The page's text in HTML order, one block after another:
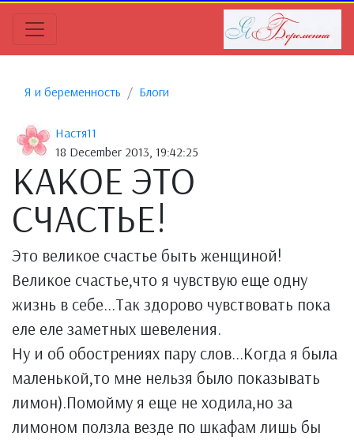
Я и беременность Блоги
Настя11
18 December 2013, 19:42:25
КАКОЕ ЭТО
СЧАСТЬЕ!
Это великое счастье быть женщиной!
Великое счастье,что я чувствую еще одну
жизнь в себе...Так здорово чувствовать пока
еле еле заметных шевеления.
Ну и об обострениях пару слов...Когда я была
маленькой,то мне нельзя было показывать
лимон).Помойму я еще не ходила,но за
лимоном ползла везде по шкафам лишь бы